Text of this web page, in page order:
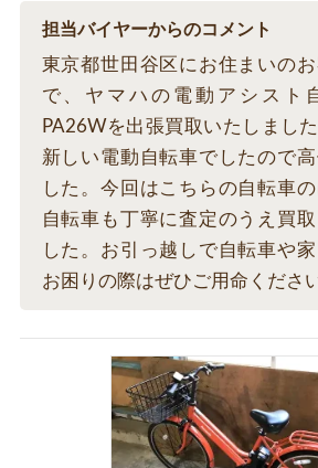
担当バイヤーからのコメント
東京都世田谷区にお住まいの
で、ヤマハの電動アシスト
PA26Wを出張買取いたしまし
新しい電動自転車でしたので
した。今回はこちらの自転車
自転車も丁寧に査定のうえ買
した。お引っ越しで自転車や
お困りの際はぜひご用命ください